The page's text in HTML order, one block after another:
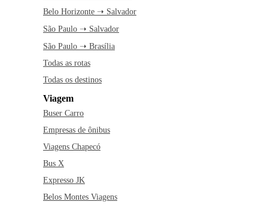
Belo Horizonte ➝ Salvador
São Paulo ➝ Salvador
São Paulo ➝ Brasília
Todas as rotas
Todas os destinos
Viagem
Buser Carro
Empresas de ônibus
Viagens Chapecó
Bus X
Expresso JK
Belos Montes Viagens